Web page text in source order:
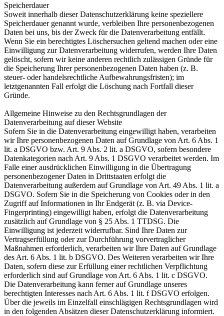
Speicherdauer
Soweit innerhalb dieser Datenschutzerklärung keine speziellere
Speicherdauer genannt wurde, verbleiben Ihre personenbezogenen
Daten bei uns, bis der Zweck für die Datenverarbeitung entfällt.
Wenn Sie ein berechtigtes Löschersuchen geltend machen oder eine
Einwilligung zur Datenverarbeitung widerrufen, werden Ihre Daten
gelöscht, sofern wir keine anderen rechtlich zulässigen Gründe für
die Speicherung Ihrer personenbezogenen Daten haben (z. B.
steuer- oder handelsrechtliche Aufbewahrungsfristen); im
letztgenannten Fall erfolgt die Löschung nach Fortfall dieser
Gründe.
Allgemeine Hinweise zu den Rechtsgrundlagen der
Datenverarbeitung auf dieser Website
Sofern Sie in die Datenverarbeitung eingewilligt haben, verarbeiten
wir Ihre personenbezogenen Daten auf Grundlage von Art. 6 Abs. 1
lit. a DSGVO bzw. Art. 9 Abs. 2 lit. a DSGVO, sofern besondere
Datenkategorien nach Art. 9 Abs. 1 DSGVO verarbeitet werden. Im
Falle einer ausdrücklichen Einwilligung in die Übertragung
personenbezogener Daten in Drittstaaten erfolgt die
Datenverarbeitung außerdem auf Grundlage von Art. 49 Abs. 1 lit. a
DSGVO. Sofern Sie in die Speicherung von Cookies oder in den
Zugriff auf Informationen in Ihr Endgerät (z. B. via Device-
Fingerprinting) eingewilligt haben, erfolgt die Datenverarbeitung
zusätzlich auf Grundlage von § 25 Abs. 1 TTDSG. Die
Einwilligung ist jederzeit widerrufbar. Sind Ihre Daten zur
Vertragserfüllung oder zur Durchführung vorvertraglicher
Maßnahmen erforderlich, verarbeiten wir Ihre Daten auf Grundlage
des Art. 6 Abs. 1 lit. b DSGVO. Des Weiteren verarbeiten wir Ihre
Daten, sofern diese zur Erfüllung einer rechtlichen Verpflichtung
erforderlich sind auf Grundlage von Art. 6 Abs. 1 lit. c DSGVO.
Die Datenverarbeitung kann ferner auf Grundlage unseres
berechtigten Interesses nach Art. 6 Abs. 1 lit. f DSGVO erfolgen.
Über die jeweils im Einzelfall einschlägigen Rechtsgrundlagen wird
in den folgenden Absätzen dieser Datenschutzerklärung informiert.